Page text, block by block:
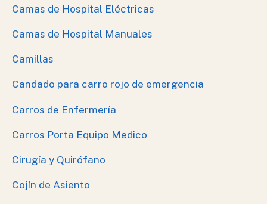
Camas de Hospital Eléctricas
Camas de Hospital Manuales
Camillas
Candado para carro rojo de emergencia
Carros de Enfermería
Carros Porta Equipo Medico
Cirugía y Quirófano
Cojín de Asiento